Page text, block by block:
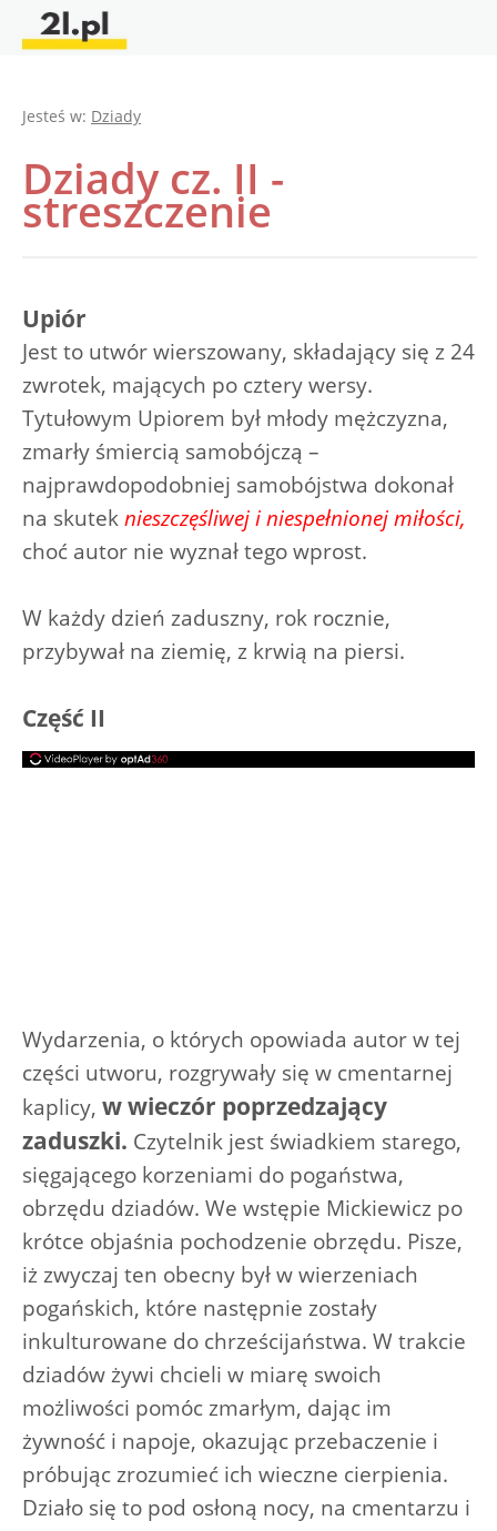
Jesteś w: Dziady
Dziady cz. II -
streszczenie
Upiór
Jest to utwór wierszowany, składający się z 24
zwrotek, mających po cztery wersy.
Tytułowym Upiorem był młody mężczyzna,
zmarły śmiercią samobójczą –
najprawdopodobniej samobójstwa dokonał
na skuteknieszczęśliwej i niespełnionej miłości,
choć autor nie wyznał tego wprost.
W każdy dzień zaduszny, rok rocznie,
przybywał na ziemię, z krwią na piersi.
Część II
Wydarzenia, o których opowiada autor w tej
części utworu, rozgrywały się w cmentarnej
kaplicy, w wieczór poprzedzający
zaduszki. Czytelnik jest świadkiem starego,
sięgającego korzeniami do pogaństwa,
obrzędu dziadów. We wstępie Mickiewicz po
krótce objaśnia pochodzenie obrzędu. Pisze,
iż zwyczaj ten obecny był w wierzeniach
pogańskich, które następnie zostały
inkulturowane do chrześcijaństwa. W trakcie
dziadów żywi chcieli w miarę swoich
możliwości pomóc zmarłym, dając im
żywność i napoje, okazując przebaczenie i
próbując zrozumieć ich wieczne cierpienia.
Działo się to pod osłoną nocy, na cmentarzu i